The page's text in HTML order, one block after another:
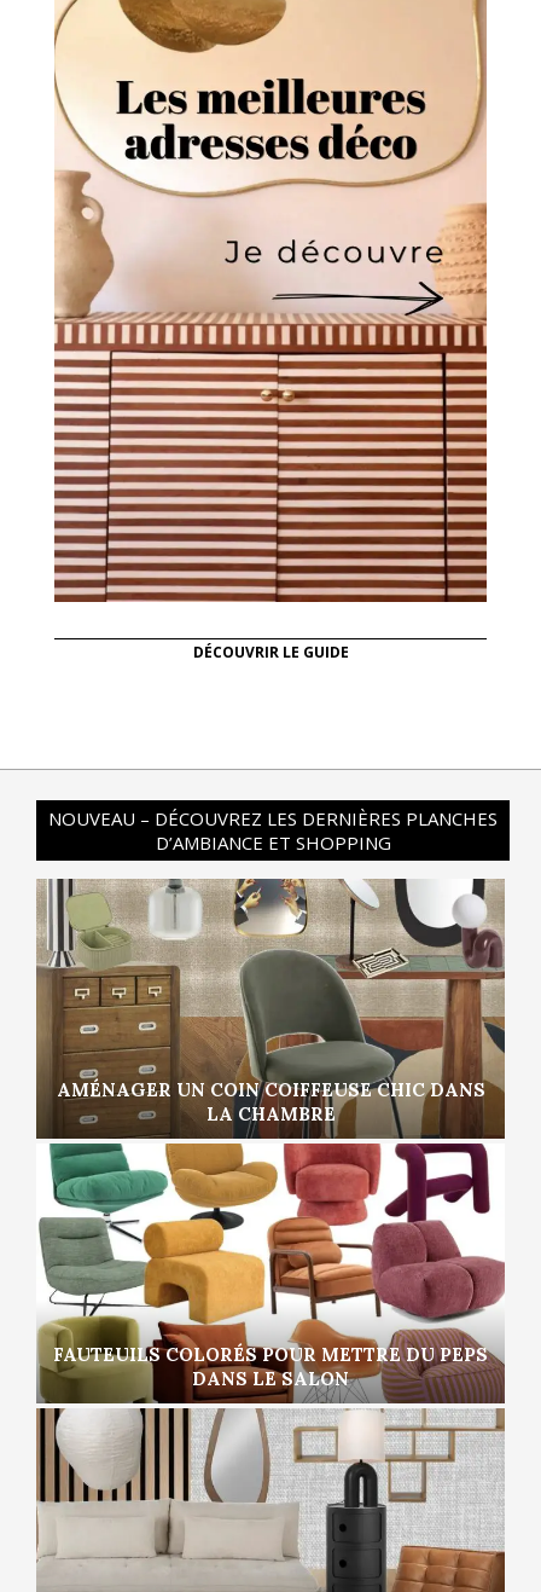
DÉCOUVRIR LE GUIDE
NOUVEAU – DÉCOUVREZ LES DERNIÈRES PLANCHES
D’AMBIANCE ET SHOPPING
AMÉNAGER UN COIN COIFFEUSE CHIC DANS
LA CHAMBRE
FAUTEUILS COLORÉS POUR METTRE DU PEPS
DANS LE SALON